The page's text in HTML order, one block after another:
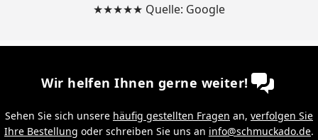
★★★★★ Quelle: Google
Wir helfen Ihnen gerne weiter!
Sehen Sie sich unsere häufig gestellten Fragen an, verfolgen Sie
Ihre Bestellung oder schreiben Sie uns an info@schmuckado.de.